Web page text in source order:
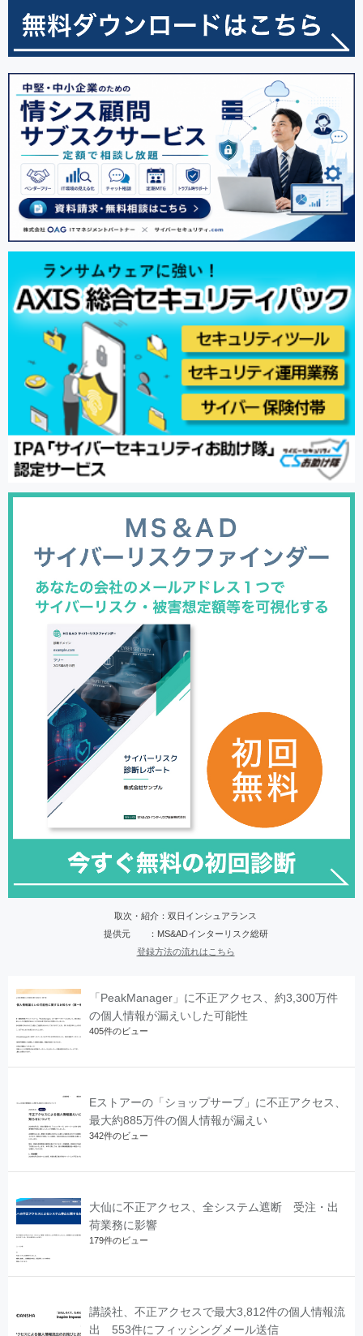
取次・紹介：双日インシュアランス
提供元 ：MS&ADインターリスク総研
登録方法の流れはこちら
「PeakManager」に不正アクセス、約3,300万件
の個人情報が漏えいした可能性
405件のビュー
Eストアーの「ショップサーブ」に不正アクセス、
最大約885万件の個人情報が漏えい
342件のビュー
大仙に不正アクセス、全システム遮断 受注・出
荷業務に影響
179件のビュー
講談社、不正アクセスで最大3,812件の個人情報流
出 553件にフィッシングメール送信